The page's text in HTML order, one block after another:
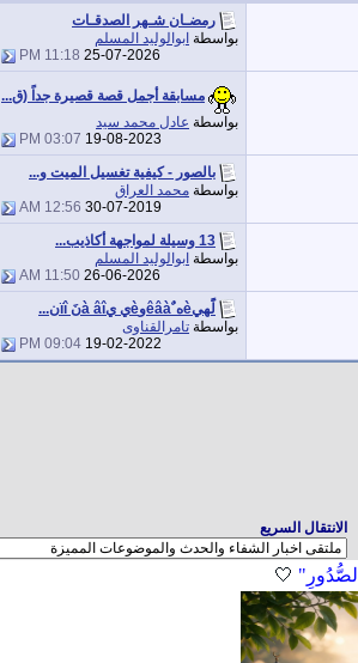
رمضـان شـهر الصدقـات
بواسطة ابوالوليد المسلم
25-07-2026
11:18 PM
مسابقة أجمل قصة قصيرة جداً (ق...
بواسطة عادل محمد سيد
19-08-2023
03:07 PM
بالصور - كيفية تغسيل الميت و...
بواسطة محمد العراق
30-07-2019
12:56 AM
13 وسيلة لمواجهة أكاذيب...
بواسطة ابوالوليد المسلم
26-06-2026
11:50 AM
لًَهيèه ٌêâàوèي يà âîنَ ïîن...
بواسطة تامرالقناوى
19-02-2022
09:04 PM
الانتقال السريع
🤍